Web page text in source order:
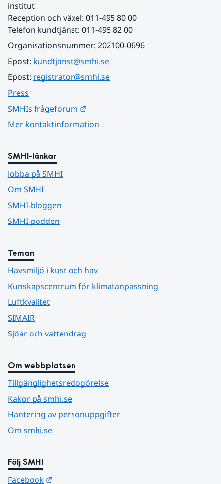
institut
Reception och växel: 011-495 80 00
Telefon kundtjänst: 011-495 82 00
Organisationsnummer: 202100-0696
Epost: kundtjanst@smhi.se
Epost: registrator@smhi.se
Press
SMHIs frågeforum
Mer kontaktinformation
SMHI-länkar
Jobba på SMHI
Om SMHI
SMHI-bloggen
SMHI-podden
Teman
Havsmiljö i kust och hav
Kunskapscentrum för klimatanpassning
Luftkvalitet
SIMAIR
Sjöar och vattendrag
Om webbplatsen
Tillgänglighetsredogörelse
Kakor på smhi.se
Hantering av personuppgifter
Om smhi.se
Följ SMHI
Facebook